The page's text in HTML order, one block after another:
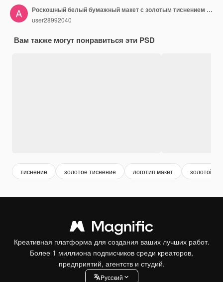
Роскошный белый бумажный макет с золотым тиснением сверху
user28992040
Вам также могут понравиться эти PSD
тиснение золотое тиснение логотип макет золотой
Креативная платформа для создания ваших лучших работ.
Более 1 миллиона подписчиков среди креаторов,
предприятий, агентств и студий.
Pусский